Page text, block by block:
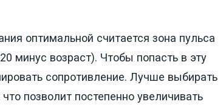
оптимальной считается зона пульса
минус возраст). Чтобы попасть в эту
сопротивление. Лучше выбирать
позволит постепенно увеличивать